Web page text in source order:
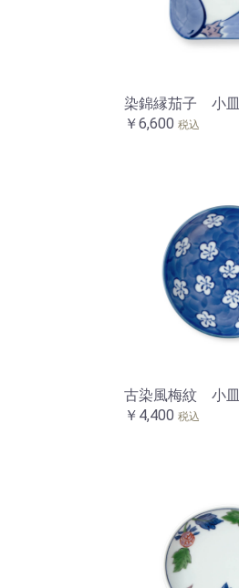
染錦縁茄子 小皿
￥6,600 税込
古染風梅紋 小皿
￥4,400 税込